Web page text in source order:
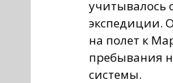
учитывалось
экспедиции.
на полет к
пребывания
системы.